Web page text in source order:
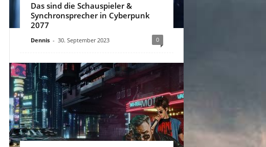
Das sind die Schauspieler &
Synchronsprecher in Cyberpunk
2077
Dennis - 30. September 2023 0